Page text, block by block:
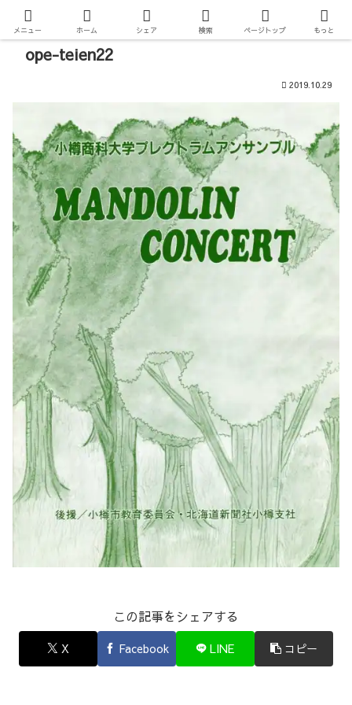
ope-teien22
2019.10.29
この記事をシェアする
X Facebook LINE コピー
メニュー ホーム シェア 検索 ページトップ もっと